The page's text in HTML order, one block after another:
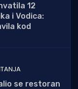
12
i Vodica:
kod
se restoran